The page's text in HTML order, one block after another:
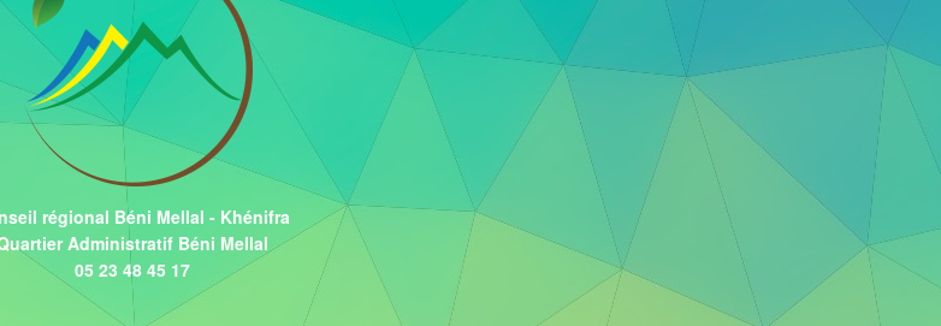
régional Béni Mellal - Khénifra
Administratif Béni Mellal
05 23 48 45 17